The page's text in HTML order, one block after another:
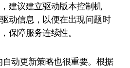
建议建立驱动版本控制机
动信息，以便在出现问题时
保障服务连续性。
自动更新策略也很重要。根据